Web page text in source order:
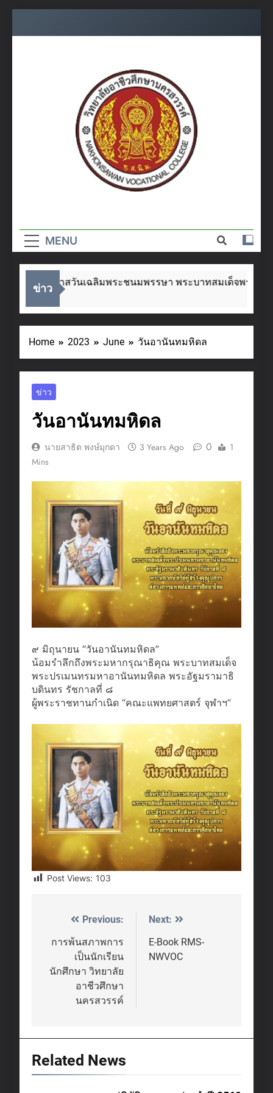
อาชีวศึกษา
นครสวรรค์
MENU
ข่าว
เนื่องในโอกาสวันเฉลิมพระชนมพรรษา พระบาทสมเด็จพระเจ้
Home 2023 June วันอานันทมหิดล
ข่าว
วันอานันทมหิดล
นายสาธิต พงษ์มุกดา 3 Years Ago 0
1
Mins
๙ มิถุนายน “วันอานันทมหิดล”
น้อมรำลึกถึงพระมหากรุณาธิคุณ พระบาทสมเด็จ
พระปรเมนทรมหาอานันทมหิดล พระอัฐมรามาธิ
บดินทร รัชกาลที่ ๘
ผู้พระราชทานกำเนิด “คณะแพทยศาสตร์ จุฬาฯ”
Post Views: 103
Post
navigation
Previous:
การพ้นสภาพการ
เป็นนักเรียน
นักศึกษา วิทยาลัย
อาชีวศึกษา
นครสวรรค์
Next:
E-Book RMS-
NWVOC
Related News